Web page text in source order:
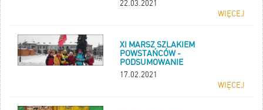
22.03.2021
WIĘCEJ
XI MARSZ SZLAKIEM
POWSTAŃCÓW -
PODSUMOWANIE
17.02.2021
WIĘCEJ